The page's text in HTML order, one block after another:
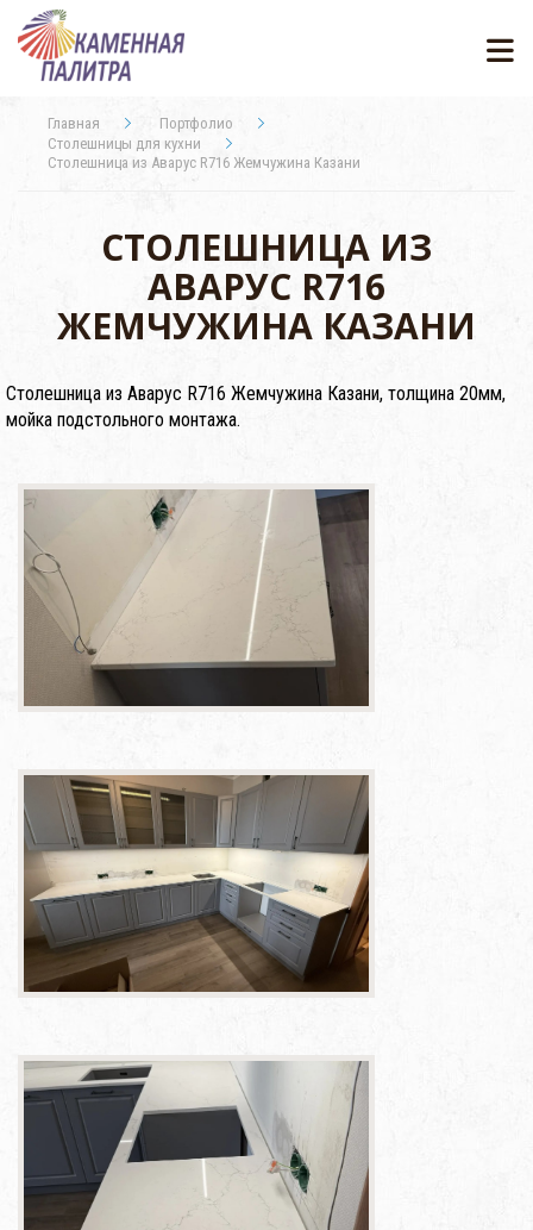
Главная
Портфолио
Столешницы для кухни
Столешница из Аварус R716 Жемчужина Казани
СТОЛЕШНИЦА ИЗ
АВАРУС R716
ЖЕМЧУЖИНА КАЗАНИ
Столешница из Аварус R716 Жемчужина Казани, толщина 20мм,
мойка подстольного монтажа.